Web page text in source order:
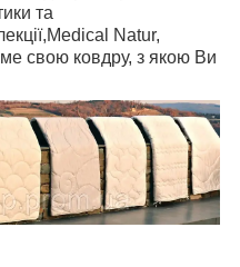
та
Natur,
свою ковдру, з якою Ви